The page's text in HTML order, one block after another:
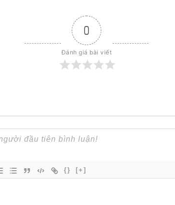
0
Đánh giá bài viết
{} [+]